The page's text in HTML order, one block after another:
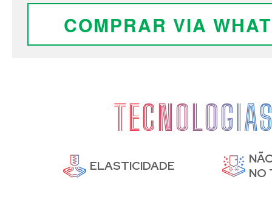
COMPRAR VIA
ELASTICIDADE
NO